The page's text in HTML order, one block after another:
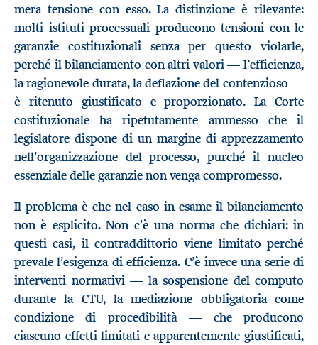
mera tensione con esso. La distinzione è rilevante:
molti istituti processuali producono tensioni con le
garanzie costituzionali senza per questo violarle,
perché il bilanciamento con altri valori — l’efficienza,
la ragionevole durata, la deflazione del contenzioso —
è ritenuto giustificato e proporzionato. La Corte
costituzionale ha ripetutamente ammesso che il
legislatore dispone di un margine di apprezzamento
nell’organizzazione del processo, purché il nucleo
essenziale delle garanzie non venga compromesso.
Il problema è che nel caso in esame il bilanciamento
non è esplicito. Non c’è una norma che dichiari: in
questi casi, il contraddittorio viene limitato perché
prevale l’esigenza di efficienza. C’è invece una serie di
interventi normativi — la sospensione del computo
durante la CTU, la mediazione obbligatoria come
condizione di procedibilità — che producono
ciascuno effetti limitati e apparentemente giustificati,